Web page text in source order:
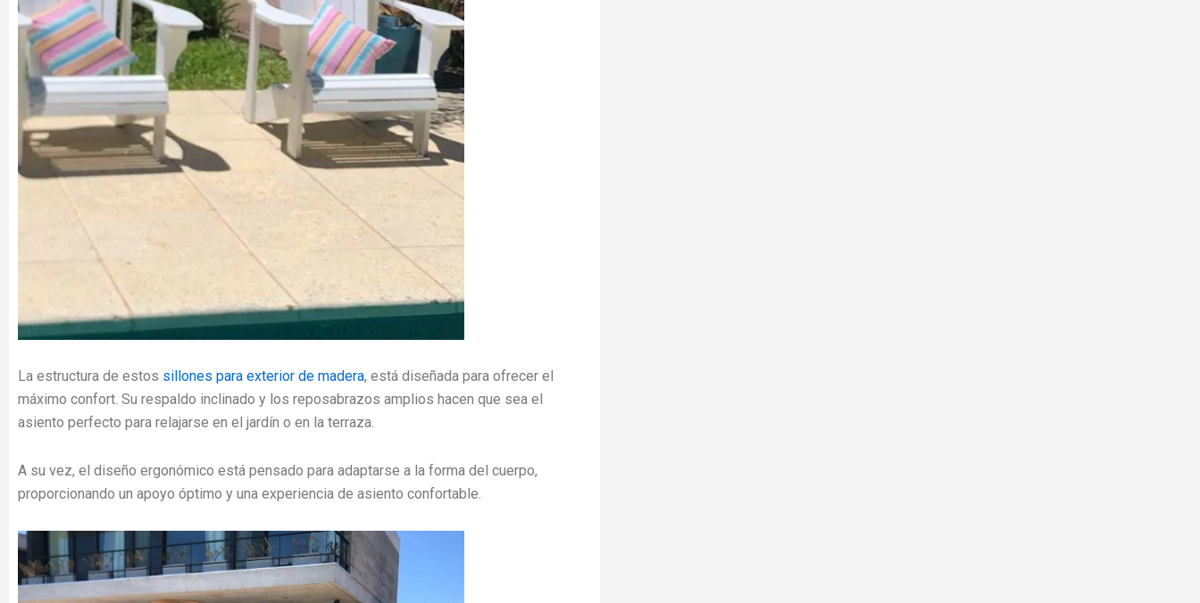
La estructura de estos sillones para exterior de madera, está diseñada para ofrecer el
máximo confort. Su respaldo inclinado y los reposabrazos amplios hacen que sea el
asiento perfecto para relajarse en el jardín o en la terraza.
A su vez, el diseño ergonómico está pensado para adaptarse a la forma del cuerpo,
proporcionando un apoyo óptimo y una experiencia de asiento confortable.